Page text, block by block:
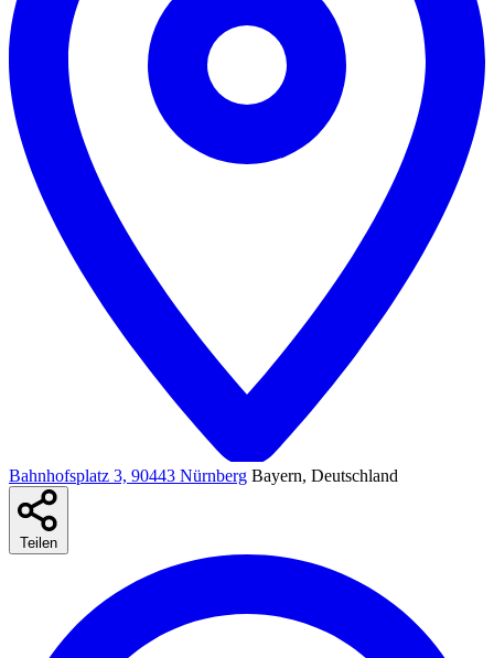
Bahnhofsplatz 3, 90443 Nürnberg Bayern, Deutschland
Teilen